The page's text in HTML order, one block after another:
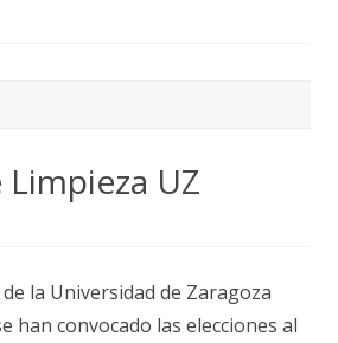
UZ
de la Universidad de Zaragoza
han convocado las elecciones al